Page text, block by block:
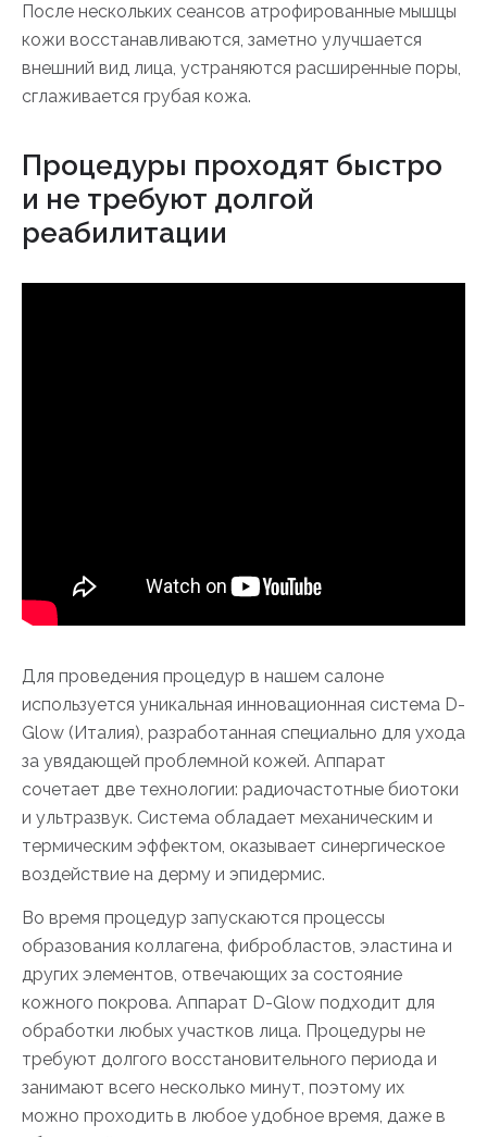
После нескольких сеансов атрофированные мышцы
кожи восстанавливаются, заметно улучшается
внешний вид лица, устраняются расширенные поры,
сглаживается грубая кожа.
Процедуры проходят быстро
и не требуют долгой
реабилитации
Для проведения процедур в нашем салоне
используется уникальная инновационная система D-
Glow (Италия), разработанная специально для ухода
за увядающей проблемной кожей. Аппарат
сочетает две технологии: радиочастотные биотоки
и ультразвук. Система обладает механическим и
термическим эффектом, оказывает синергическое
воздействие на дерму и эпидермис.
Во время процедур запускаются процессы
образования коллагена, фибробластов, эластина и
других элементов, отвечающих за состояние
кожного покрова. Аппарат D-Glow подходит для
обработки любых участков лица. Процедуры не
требуют долгого восстановительного периода и
занимают всего несколько минут, поэтому их
можно проходить в любое удобное время, даже в